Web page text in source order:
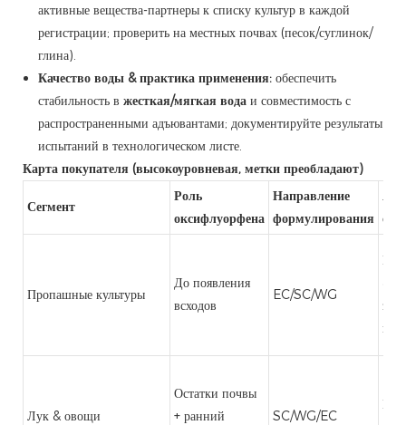
активные вещества-партнеры к списку культур в каждой
регистрации; проверить на местных почвах (песок/суглинок/
глина).
Качество воды & практика применения: обеспечить
стабильность в жесткая/мягкая вода и совместимость с
распространенными адъювантами; документируйте результаты
испытаний в технологическом листе.
Карта покупателя (высокоуровневая, метки преобладают)
Сегмент
Роль
оксифлуорфена
Направление
формулирования
Пропашные культуры
До появления
всходов
EC/SC/WG
Лук & овощи
Остатки почвы
+ ранний
SC/WG/EC